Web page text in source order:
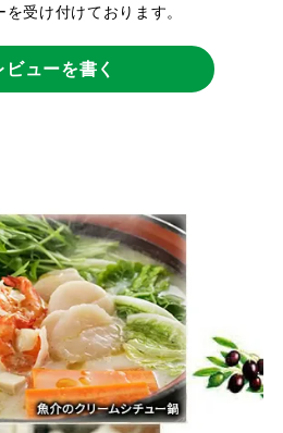
受け付けております。
ビューを書く